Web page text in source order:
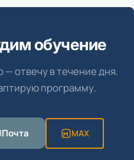
обучение
отвечу в течение дня.
программу.
Почта MAX